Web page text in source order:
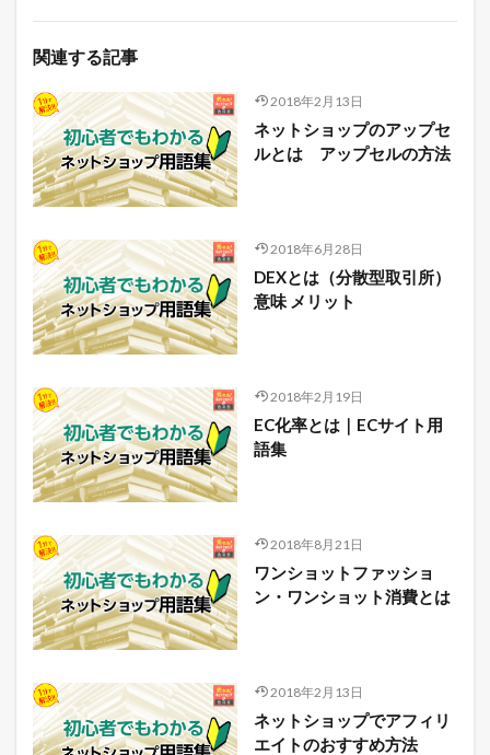
関連する記事
2018年2月13日
ネットショップのアップセ
ルとは アップセルの方法
2018年6月28日
DEXとは（分散型取引所）
意味 メリット
2018年2月19日
EC化率とは｜ECサイト用
語集
2018年8月21日
ワンショットファッショ
ン・ワンショット消費とは
2018年2月13日
ネットショップでアフィリ
エイトのおすすめ方法